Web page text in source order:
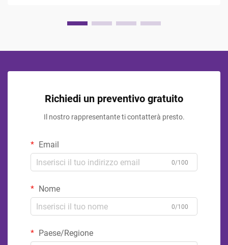
Richiedi un preventivo gratuito
Il nostro rappresentante ti contatterà presto.
Email
0/100
Nome
0/100
Paese/Regione